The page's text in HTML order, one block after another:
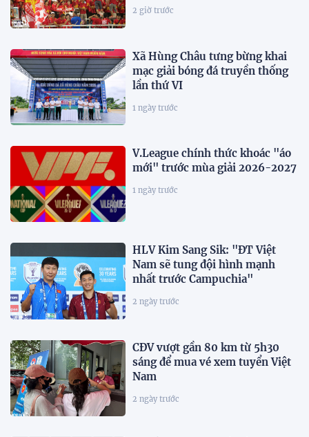
2 giờ trước
Xã Hùng Châu tưng bừng khai
mạc giải bóng đá truyền thống
lần thứ VI
1 ngày trước
V.League chính thức khoác "áo
mới" trước mùa giải 2026-2027
1 ngày trước
HLV Kim Sang Sik: "ĐT Việt
Nam sẽ tung đội hình mạnh
nhất trước Campuchia"
2 ngày trước
CĐV vượt gần 80 km từ 5h30
sáng để mua vé xem tuyển Việt
Nam
2 ngày trước